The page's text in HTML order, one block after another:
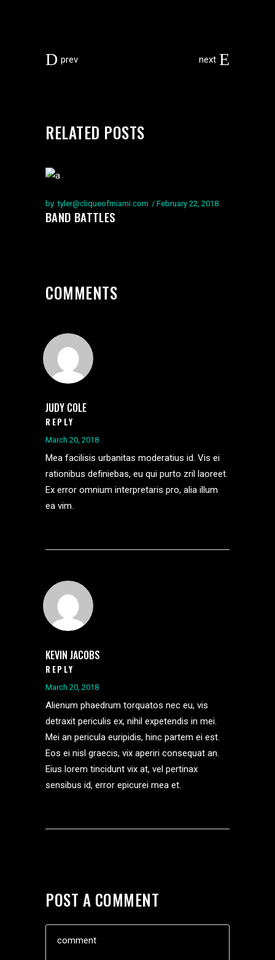
prev next
RELATED POSTS
by tyler@cliqueofmiami.com February 22, 2018
BAND BATTLES
COMMENTS
JUDY COLE
REPLY
March 20, 2018
Mea facilisis urbanitas moderatius id. Vis ei
rationibus definiebas, eu qui purto zril laoreet.
Ex error omnium interpretaris pro, alia illum
ea vim.
KEVIN JACOBS
REPLY
March 20, 2018
Alienum phaedrum torquatos nec eu, vis
detraxit periculis ex, nihil expetendis in mei.
Mei an pericula euripidis, hinc partem ei est.
Eos ei nisl graecis, vix aperiri consequat an.
Eius lorem tincidunt vix at, vel pertinax
sensibus id, error epicurei mea et.
POST A COMMENT